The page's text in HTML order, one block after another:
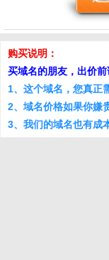
购买说明：
买域名的朋友，出价
1、这个域名，您真正
2、域名价格如果你嫌
3、我们的域名也有成